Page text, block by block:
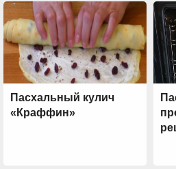
Пасхальный кулич
«Краффин»